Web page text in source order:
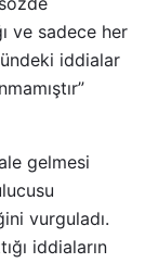
ve sadece her
iddialar
gelmesi
vurguladı.
iddiaların